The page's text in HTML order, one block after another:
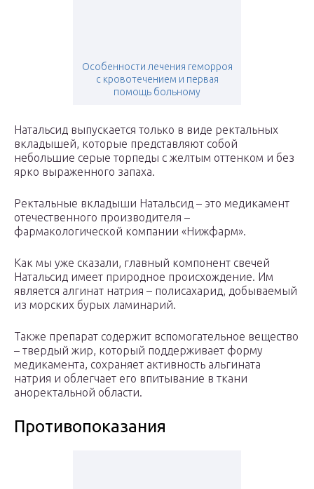
Особенности лечения геморроя
с кровотечением и первая
помощь больному
Натальсид выпускается только в виде ректальных
вкладышей, которые представляют собой
небольшие серые торпеды с желтым оттенком и без
ярко выраженного запаха.
Ректальные вкладыши Натальсид – это медикамент
отечественного производителя –
фармакологической компании «Нижфарм».
Как мы уже сказали, главный компонент свечей
Натальсид имеет природное происхождение. Им
является алгинат натрия – полисахарид, добываемый
из морских бурых ламинарий.
Также препарат содержит вспомогательное вещество
– твердый жир, который поддерживает форму
медикамента, сохраняет активность альгината
натрия и облегчает его впитывание в ткани
аноректальной области.
Противопоказания